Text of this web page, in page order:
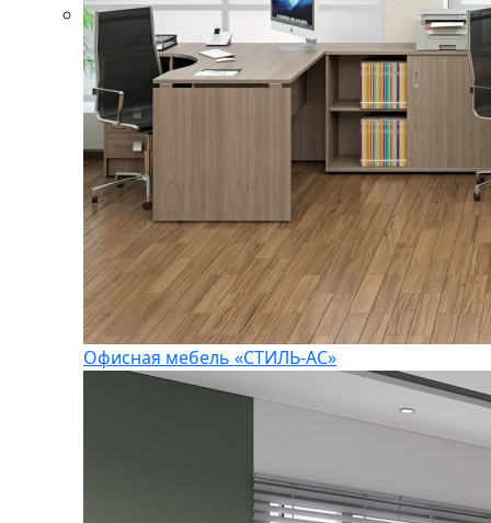
Офисная мебель «СТИЛЬ-АС»